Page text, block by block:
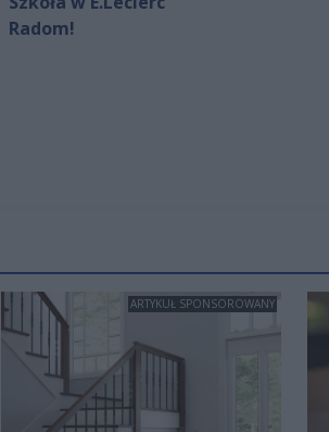
Radom!
ARTYKUŁ SPONSOROWANY